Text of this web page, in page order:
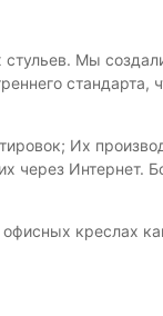
Мы
стандарта,
Их
Интернет.
креслах